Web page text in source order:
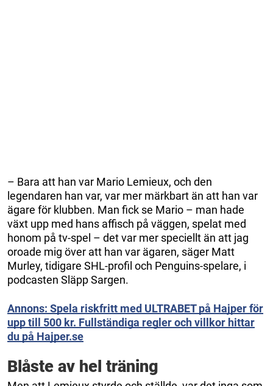
– Bara att han var Mario Lemieux, och den
legendaren han var, var mer märkbart än att han var
ägare för klubben. Man fick se Mario – man hade
växt upp med hans affisch på väggen, spelat med
honom på tv-spel – det var mer speciellt än att jag
oroade mig över att han var ägaren, säger Matt
Murley, tidigare SHL-profil och Penguins-spelare, i
podcasten Släpp Sargen.
Annons: Spela riskfritt med ULTRABET på Hajper för
upp till 500 kr. Fullständiga regler och villkor hittar
du på Hajper.se
Blåste av hel träning